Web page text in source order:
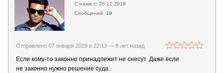
26.12.2018
19
Отправлено 07 января 2019 в 22:13 — 8 лет назад
Если кому-то законно принадлежит не снесут. Даже если
не законно нужно решение суда.